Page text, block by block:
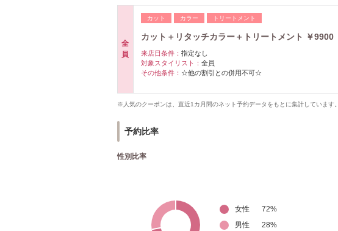
全
員
カット カラー トリートメント
カット＋リタッチカラー＋トリートメント ￥9900
来店日条件： 指定なし
対象スタイリスト： 全員
その他条件： ☆他の割引との併用不可☆
※人気のクーポンは、直近1カ月間のネット予約データをもとに集計しています。
予約比率
性別比率
女性 72%
男性
28%